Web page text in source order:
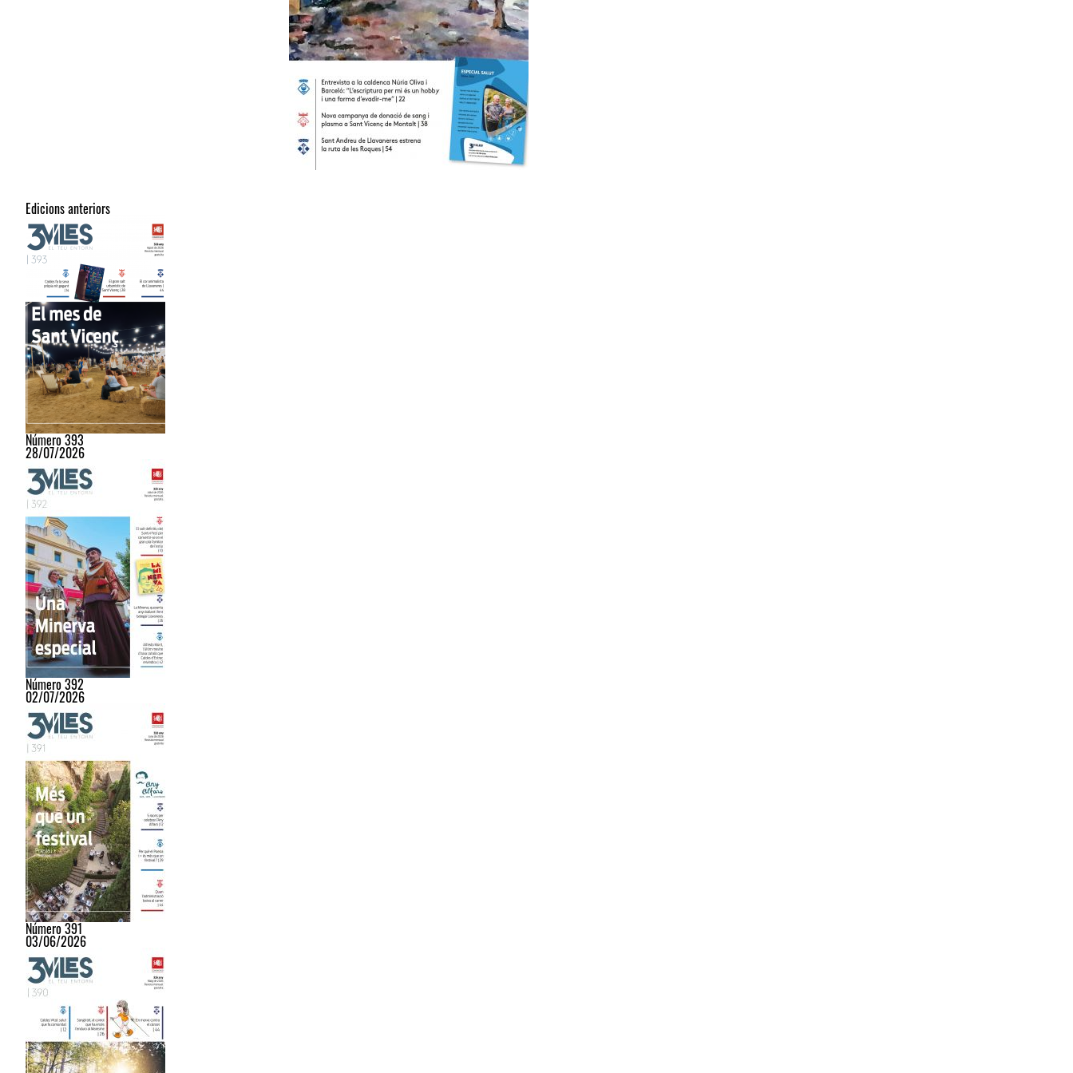
Edicions anteriors
Número 393
28/07/2026
Número 392
02/07/2026
Número 391
03/06/2026